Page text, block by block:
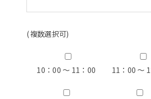
(複数選択可)
10：00 ～ 11：00 11：00 ～